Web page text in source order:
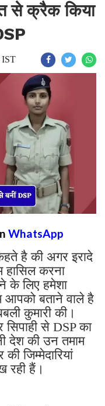
से क्रैक किया
IST
WhatsApp
है की अगर इरादे
हासिल करना
के लिए हमेशा
आपको बताने वाले है
कुमारी की।
सिपाही से DSP का
देश की उन तमाम
जिम्मेदारियां
रही हैं।